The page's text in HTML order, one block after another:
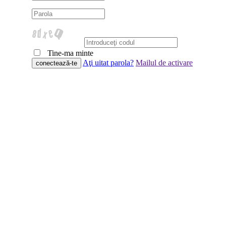
Tine-ma minte
Aţi uitat parola? Mailul de activare